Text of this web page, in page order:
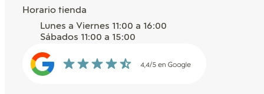
Horario tienda
Lunes a Viernes 11:00 a 16:00
Sábados 11:00 a 15:00